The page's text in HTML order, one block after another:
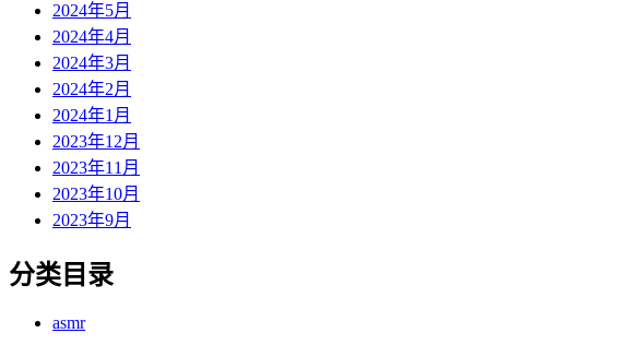
2024年5月
2024年4月
2024年3月
2024年2月
2024年1月
2023年12月
2023年11月
2023年10月
2023年9月
分类目录
asmr